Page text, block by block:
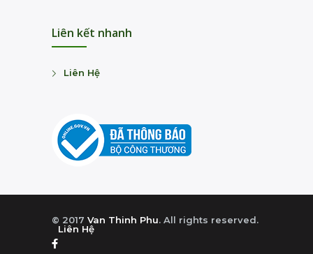
Liên kết nhanh
Liên Hệ
© 2017 Van Thinh Phu. All rights reserved.
Liên Hệ